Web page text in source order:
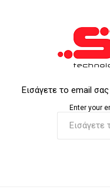
Εισάγετε το email
Enter your